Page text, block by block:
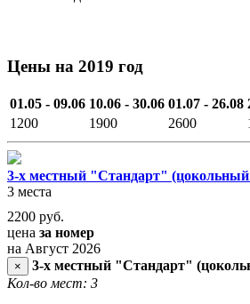
Цены на 2019 год
01.05 - 09.06 10.06 - 30.06 01.07 - 26.08
1200
1900 2600
3-х местный "Стандарт"
3 места
2200 руб.
цена за номер
на Август 2026
×
3-х местный "Стандарт"
Кол-во мест: 3